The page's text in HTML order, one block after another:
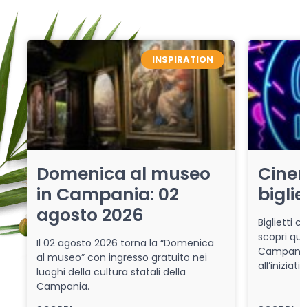
INSPIRATION
Domenica al museo
in Campania: 02
agosto 2026
Il 02 agosto 2026 torna la “Domenica
al museo” con ingresso gratuito nei
luoghi della cultura statali della
Campania.
Biglietti
scopri